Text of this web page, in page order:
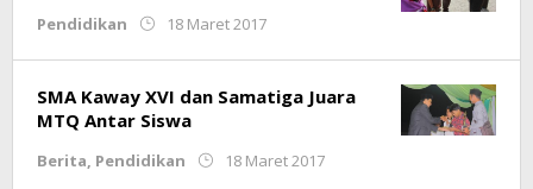
Pendidikan 18 Maret 2017
SMA Kaway XVI dan Samatiga Juara
MTQ Antar Siswa
Berita, Pendidikan 18 Maret 2017